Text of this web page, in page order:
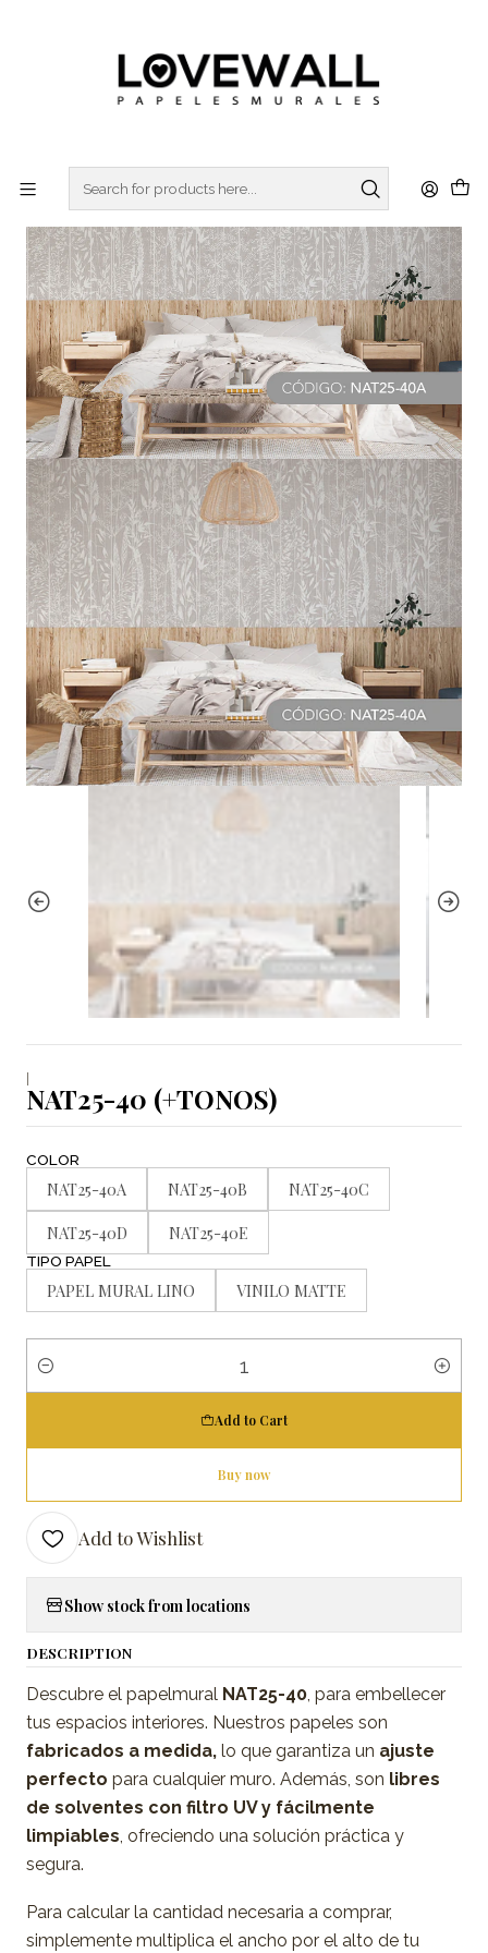
Home NATURA NAT25-40 (+TONOS)
|
NAT25-40 (+TONOS)
COLOR
NAT25-40A NAT25-40B
NAT25-40C
NAT25-40D
NAT25-40E
TIPO PAPEL
PAPEL MURAL LINO VINILO MATTE
Quantity
Add to Cart
Buy now
Add to Wishlist
Show stock from locations
DESCRIPTION
Descubre el papelmural NAT25-40, para embellecer
tus espacios interiores. Nuestros papeles son
fabricados a medida, lo que garantiza un ajuste
perfecto para cualquier muro. Además, son libres
de solventes con filtro UV y fácilmente
limpiables, ofreciendo una solución práctica y
segura.
Para calcular la cantidad necesaria a comprar,
simplemente multiplica el ancho por el alto de tu